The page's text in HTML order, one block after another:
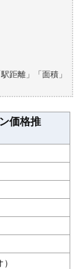
去の売買事
う
距離」「面積」
価格推